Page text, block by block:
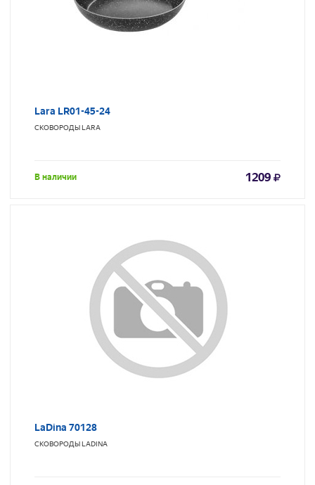
Lara LR01-45-24
СКОВОРОДЫLARA
В наличии 1209
LaDina 70128
СКОВОРОДЫLADINA